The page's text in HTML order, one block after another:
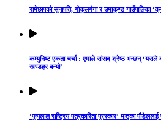
रामेछापको सुनापति, गोकुलगंगा र उमाकुण्ड गाउँपालिका
कम्युनिष्ट एकता चर्चा : एमाले सांसद श्रेष्ठ भन्छन्
खण्डहर बन्यो’
‘पुष्पलाल राष्ट्रिय पत्रकारिता पुरस्कार’ मातृका पौडेललाई